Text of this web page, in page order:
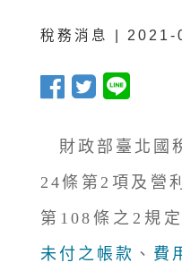
稅務消息 | 2021-
財政部臺北國
24條第2項及營
第108條之2規定
未付之帳款 、 費